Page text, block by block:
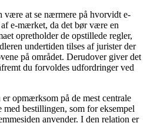
være at se nærmere på hvorvidt e-
e-mærket, da det bør være en
opretholder de opstillede regler,
undertiden tilses af jurister der
på området. Derudover giver det
du forvoldes udfordringer ved
opmærksom på de mest centrale
bestillingen, som for eksempel
anvender. I den relation er